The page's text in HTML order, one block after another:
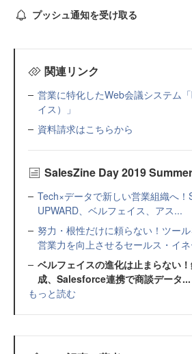
プッシュ通知を受け取る
関連リンク
営業に特化したWeb会議システム
イス）」
資料請求はこちらから
SalesZine Day 2019
Tech×データで新しい営業組織へ！
UPWARD、ベルフェイス、アス...
努力・根性だけに頼らない！ツー
営業力を向上させるセールス・イ
ベルフェイスの進化は止まらない
成、Salesforce連携で商談データ...
もっと読む